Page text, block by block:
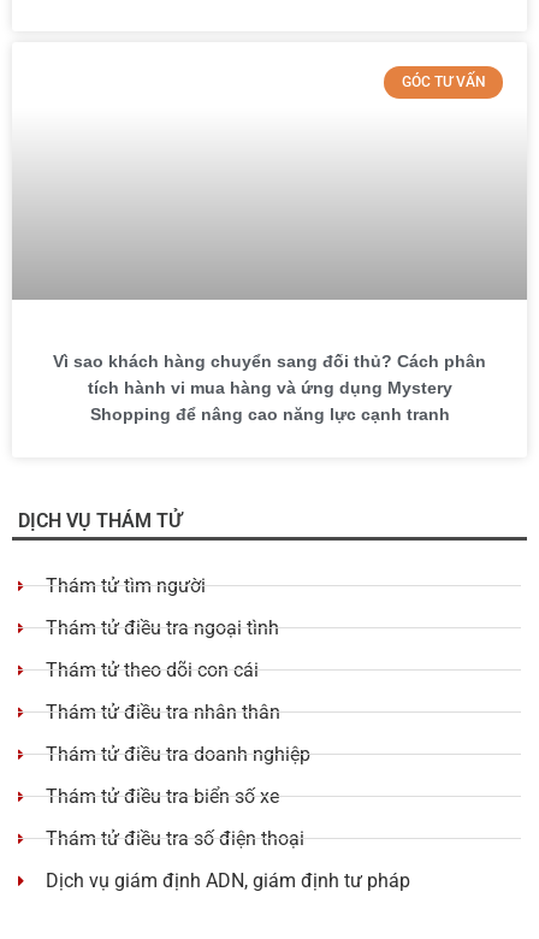
GÓC TƯ VẤN
Vì sao khách hàng chuyển sang đối thủ? Cách phân
tích hành vi mua hàng và ứng dụng Mystery
Shopping để nâng cao năng lực cạnh tranh
DỊCH VỤ THÁM TỬ
Thám tử tìm người
Thám tử điều tra ngoại tình
Thám tử theo dõi con cái
Thám tử điều tra nhân thân
Thám tử điều tra doanh nghiệp
Thám tử điều tra biển số xe
Thám tử điều tra số điện thoại
Dịch vụ giám định ADN, giám định tư pháp